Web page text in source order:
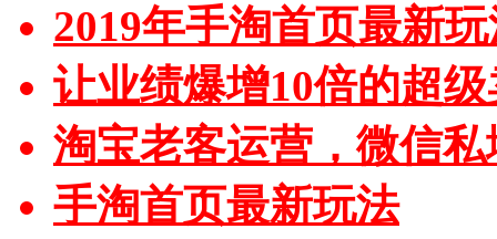
2019年手淘首页最新
让业绩爆增10倍的超
淘宝老客运营，微信私
手淘首页最新玩法